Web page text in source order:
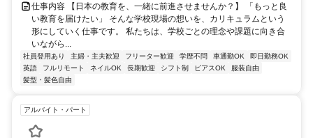
仕事内容 【日本の教育を、一緒に前進させませんか？】 「もっと良
い教育を届けたい」 そんな学校現場の想いを、カリキュラムという
形にしていく仕事です。 私たちは、学校ごとの理念や課題に向き合
いながら...
社員登用あり 主婦・主夫歓迎 フリーター歓迎 学歴不問 車通勤OK
即日勤務OK
英語
フルリモート ネイルOK 長期歓迎 シフト制 ピアスOK
服装自由
髪型・髪色自由
アルバイト・パート